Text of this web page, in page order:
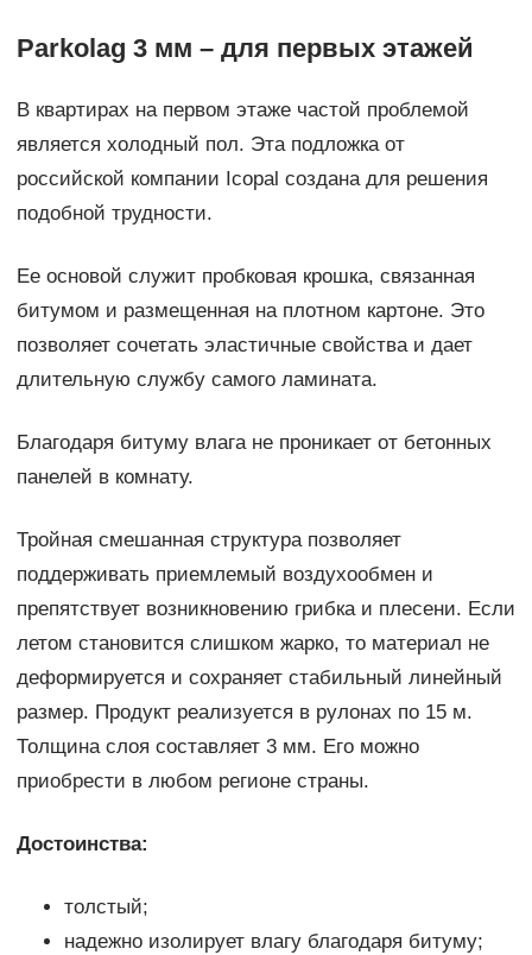
Parkolag 3 мм – для первых этажей
В квартирах на первом этаже частой проблемой
является холодный пол. Эта подложка от
российской компании Icopal создана для решения
подобной трудности.
Ее основой служит пробковая крошка, связанная
битумом и размещенная на плотном картоне. Это
позволяет сочетать эластичные свойства и дает
длительную службу самого ламината.
Благодаря битуму влага не проникает от бетонных
панелей в комнату.
Тройная смешанная структура позволяет
поддерживать приемлемый воздухообмен и
препятствует возникновению грибка и плесени. Если
летом становится слишком жарко, то материал не
деформируется и сохраняет стабильный линейный
размер. Продукт реализуется в рулонах по 15 м.
Толщина слоя составляет 3 мм. Его можно
приобрести в любом регионе страны.
Достоинства:
толстый;
надежно изолирует влагу благодаря битуму;